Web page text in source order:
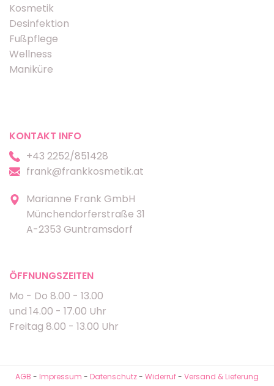
Kosmetik
Desinfektion
Fußpflege
Wellness
Maniküre
KONTAKT INFO
+43 2252/851428
frank@frankkosmetik.at
Marianne Frank GmbH
Münchendorferstraße 31
A-2353 Guntramsdorf
ÖFFNUNGSZEITEN
Mo - Do 8.00 - 13.00
und 14.00 - 17.00 Uhr
Freitag 8.00 - 13.00 Uhr
AGB - Impressum - Datenschutz- Widerruf- Versand & Lieferung